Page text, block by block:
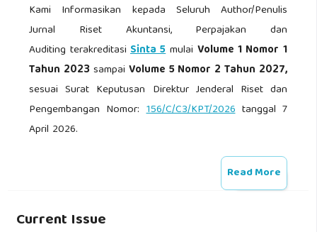
Kami Informasikan kepada Seluruh Author/Penulis
Jurnal Riset Akuntansi, Perpajakan dan
Auditing terakreditasi Sinta 5 mulai Volume 1 Nomor 1
Tahun 2023 sampai Volume 5 Nomor 2 Tahun 2027,
sesuai Surat Keputusan Direktur Jenderal Riset dan
Pengembangan Nomor:156/C/C3/KPT/2026tanggal 7
April 2026.
Read More
Current Issue